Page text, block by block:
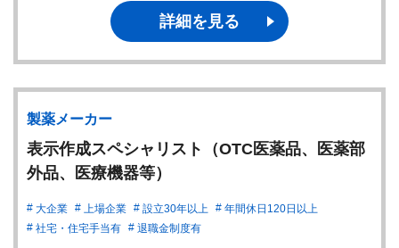
詳細を見る
製薬メーカー
表示作成スペシャリスト（OTC医薬品、医薬部
外品、医療機器等）
大企業 上場企業 設立30年以上
年間休日120日以上
社宅・住宅手当有
退職金制度有